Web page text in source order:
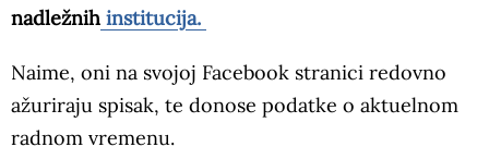
nadležnih institucija.
Naime, oni na svojoj Facebook stranici redovno
ažuriraju spisak, te donose podatke o aktuelnom
radnom vremenu.